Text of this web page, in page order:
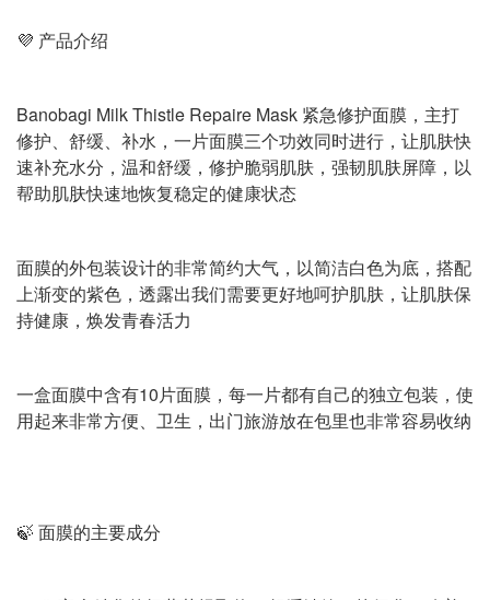
💜 产品介绍
Banobagi Milk Thistle Repaire Mask 紧急修护面膜，主打
修护、舒缓、补水，一片面膜三个功效同时进行，让肌肤快
速补充水分，温和舒缓，修护脆弱肌肤，强韧肌肤屏障，以
帮助肌肤快速地恢复稳定的健康状态
面膜的外包装设计的非常简约大气，以简洁白色为底，搭配
上渐变的紫色，透露出我们需要更好地呵护肌肤，让肌肤保
持健康，焕发青春活力
一盒面膜中含有10片面膜，每一片都有自己的独立包装，使
用起来非常方便、卫生，出门旅游放在包里也非常容易收纳
🍃 面膜的主要成分